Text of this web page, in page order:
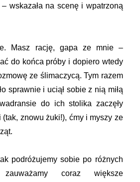
wskazała na scenę i wpatrzoną
Masz rację, gapa ze mnie –
do końca próby i dopiero wtedy
ze ślimaczycą. Tym razem
sprawnie i uciął sobie z nią miłą
do ich stolika zaczęły
(tak, znowu żuki!), ćmy i myszy ze
podróżujemy sobie po różnych
coraz większe